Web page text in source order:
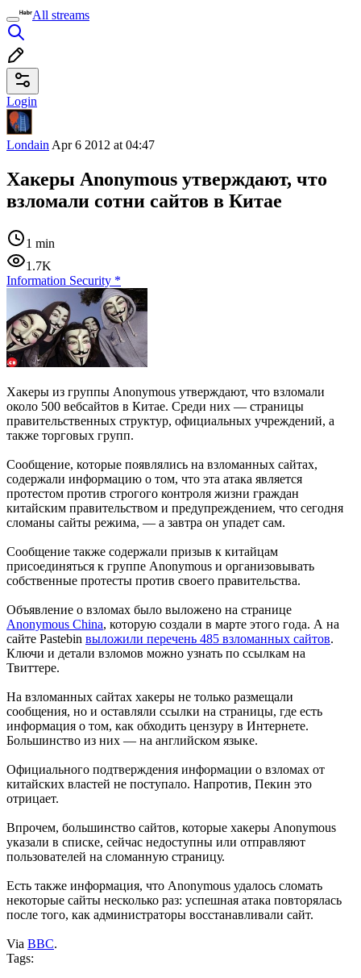
All streams
Login
Londain Apr 6 2012 at 04:47
Хакеры Anonymous утверждают, что
взломали сотни сайтов в Китае
1 min
1.7K
Information Security *
Хакеры из группы Anonymous утверждают, что взломали
около 500 вебсайтов в Китае. Среди них — страницы
правительственных структур, официальных учреждений, а
также торговых групп.
Сообщение, которые появлялись на взломанных сайтах,
содержали информацию о том, что эта атака является
протестом против строгого контроля жизни граждан
китайским правительством и предупреждением, что сегодня
сломаны сайты режима, — а завтра он упадет сам.
Сообщение также содержали призыв к китайцам
присоединяться к группе Anonymous и организовывать
собственные протесты против своего правительства.
Объявление о взломах было выложено на странице
Anonymous China, которую создали в марте этого года. А на
сайте Pastebin выложили перечень 485 взломанных сайтов.
Ключи и детали взломов можно узнать по ссылкам на
Твиттере.
На взломанных сайтах хакеры не только размещали
сообщения, но и оставляли ссылки на страницы, где есть
информация о том, как обходить цензуру в Интернете.
Большинство из них — на английском языке.
Официального подтверждения информации о взломах от
китайских властей не поступало. Напротив, Пекин это
отрицает.
Впрочем, большинство сайтов, которые хакеры Anonymous
указали в списке, сейчас недоступны или отправляют
пользователей на сломанную страницу.
Есть также информация, что Anonymous удалось сломать
некоторые сайты несколько раз: успешная атака повторялась
после того, как администраторы восстанавливали сайт.
Via BBC.
Tags: